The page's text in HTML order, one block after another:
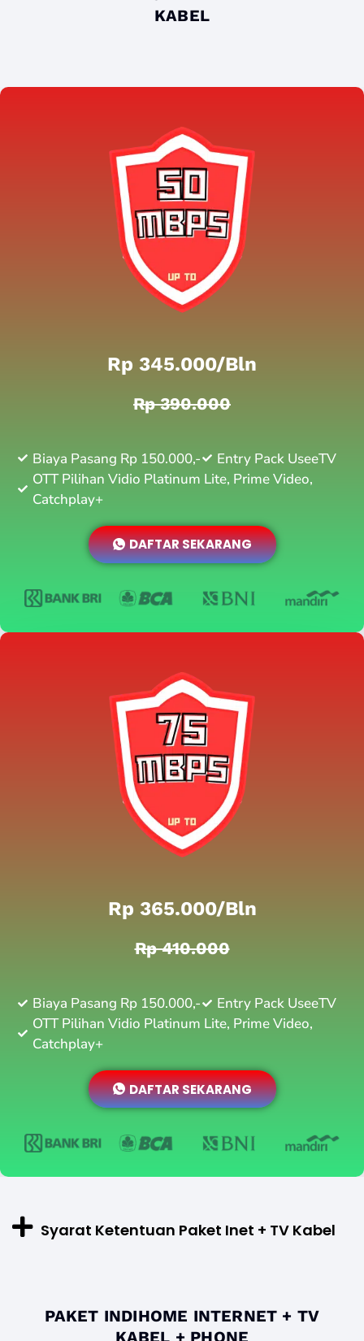
KABEL
Rp 345.000/bln
Rp 390.000
Biaya Pasang Rp 150.000,-
Entry Pack UseeTV
OTT Pilihan Vidio Platinum Lite, Prime Video,
Catchplay+
DAFTAR SEKARANG
Rp 365.000/bln
Rp 410.000
Biaya Pasang Rp 150.000,-
Entry Pack UseeTV
OTT Pilihan Vidio Platinum Lite, Prime Video,
Catchplay+
DAFTAR SEKARANG
Syarat Ketentuan Paket Inet + TV Kabel
PAKET INDIHOME INTERNET + TV
KABEL + PHONE